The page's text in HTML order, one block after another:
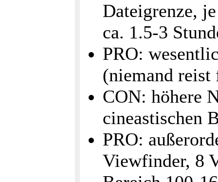
Dateigrenze,
ca. 1.5-3
PRO:
(niemand
CON: höhere
cineastischen
PRO:
Viewfinder, 8